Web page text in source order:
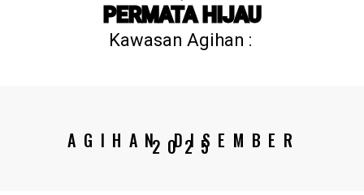
PERMATA HIJAU
Kawasan Agihan :
AGIHAN DISEMBER
2025